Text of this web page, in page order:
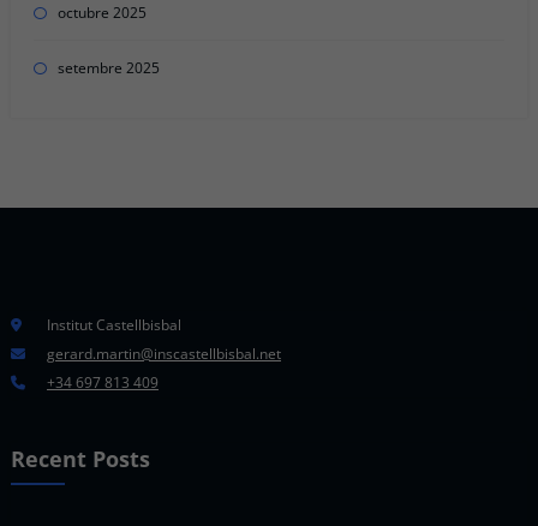
octubre 2025
setembre 2025
Institut Castellbisbal
gerard.martin@inscastellbisbal.net
+34 697 813 409
Recent Posts